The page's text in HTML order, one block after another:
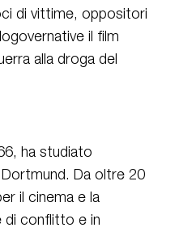
di vittime, oppositori
il film
alla droga del
ha studiato
Da oltre 20
il cinema e la
di conflitto e in